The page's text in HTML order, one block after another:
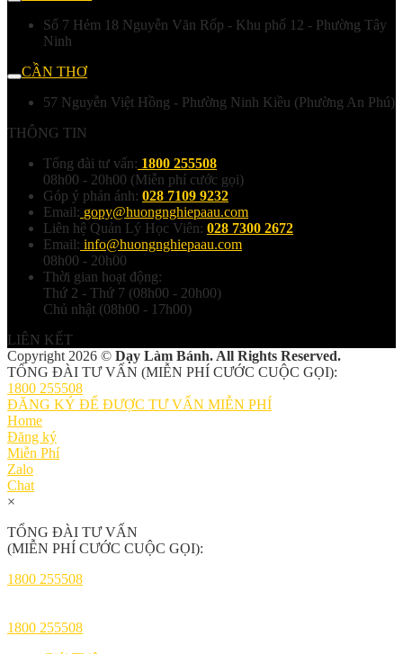
Số 7 Hẻm 18 Nguyễn Văn Rốp - Khu phố 12 - Phường Tây
Ninh
CẦN THƠ
57 Nguyễn Việt Hồng - Phường Ninh Kiều (Phường An Phú)
THÔNG TIN
Tổng đài tư vấn: 1800 255508
08h00 - 20h00 (Miễn phí cước gọi)
Góp ý phản ánh: 028 7109 9232
Email: gopy@huongnghiepaau.com
Liên hệ Quản Lý Học Viên: 028 7300 2672
Email: info@huongnghiepaau.com
08h00 - 20h00
Thời gian hoạt động:
Thứ 2 - Thứ 7 (08h00 - 20h00)
Chủ nhật (08h00 - 17h00)
LIÊN KẾT
Copyright 2026 © Dạy Làm Bánh. All Rights Reserved.
TỔNG ĐÀI TƯ VẤN (MIỄN PHÍ CƯỚC CUỘC GỌI):
1800 255508
ĐĂNG KÝ ĐỂ ĐƯỢC TƯ VẤN MIỄN PHÍ
Home
Đăng ký
Miễn Phí
Zalo
Chat
×
TỔNG ĐÀI TƯ VẤN
(MIỄN PHÍ CƯỚC CUỘC GỌI):
1800 255508
1800 255508